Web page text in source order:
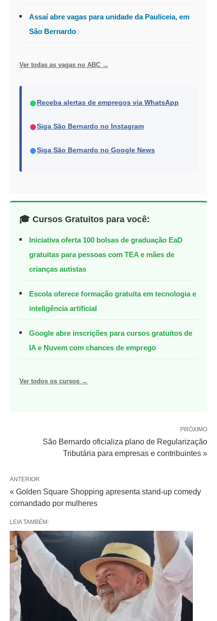
Assaí abre vagas para unidade da Pauliceia, em
São Bernardo
Ver todas as vagas no ABC →
● Receba alertas de empregos via WhatsApp
●Siga São Bernardo no Instagram
●Siga São Bernardo no Google News
🎓 Cursos Gratuitos para você:
Iniciativa oferta 100 bolsas de graduação EaD
gratuitas para pessoas com TEA e mães de
crianças autistas
Escola oferece formação gratuita em tecnologia e
inteligência artificial
Google abre inscrições para cursos gratuitos de
IA e Nuvem com chances de emprego
Ver todos os cursos →
PRÓXIMO
São Bernardo oficializa plano de Regularização
Tributária para empresas e contribuintes »
ANTERIOR
« Golden Square Shopping apresenta stand-up comedy
comandado por mulheres
LEIA TAMBÉM: